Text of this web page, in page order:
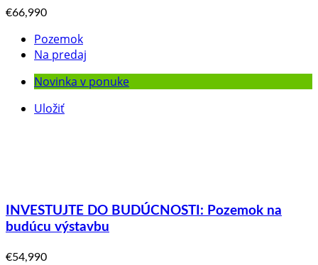
€66,990
Pozemok
Na predaj
Novinka v ponuke
Uložiť
INVESTUJTE DO BUDÚCNOSTI: Pozemok na
budúcu výstavbu
€54,990